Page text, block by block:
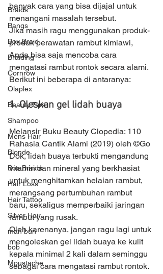
Braids
Bangs
Box Braid
Braiding
Cornrow
Olaplex
Beauty Tips
Shampoo
Mens Hair
Blonde
Box Braids
Hair Loss
Hair Tattoo
Silver Hair
man bun
bob
Moustache
banyak cara yang bisa dijajal untuk
menangani masalah tersebut.
Jika masih ragu menggunakan produk-
produk perawatan rambut kimiawi,
Anda bisa saja mencoba cara
mengatasi rambut rontok secara alami.
Berikut ini beberapa di antaranya:
1. Oleskan gel lidah buaya
Melansir Buku Beauty Clopedia: 110
Rahasia Cantik Alami (2019) oleh ©Go
Dok, lidah buaya terbukti mengandung
vitamin dan mineral yang berkhasiat
untuk menghitamkan helaian rambut,
merangsang pertumbuhan rambut
baru, sekaligus memperbaiki jaringan
rambut yang rusak.
Oleh karenanya, jangan ragu lagi untuk
mengoleskan gel lidah buaya ke kulit
kepala minimal 2 kali dalam seminggu
sebagai cara mengatasi rambut rontok.